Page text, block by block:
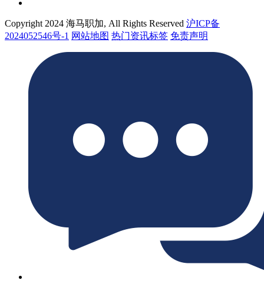
Copyright 2024 海马职加, All Rights Reserved 沪ICP备
2024052546号-1 网站地图 热门资讯标签 免责声明